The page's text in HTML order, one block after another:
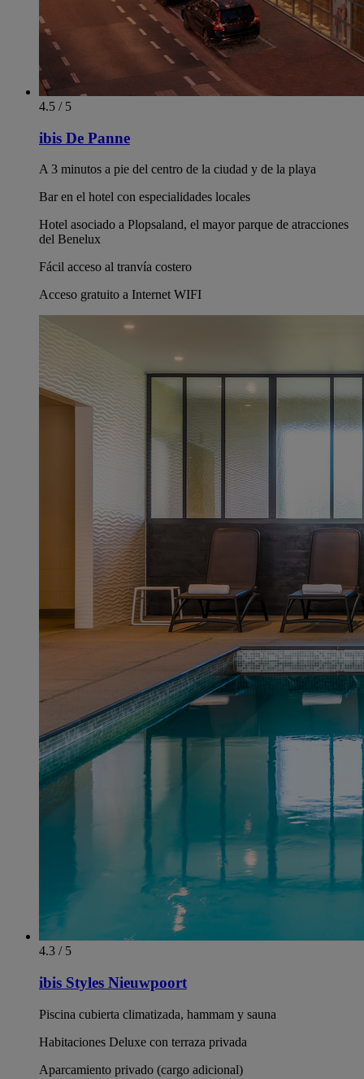
4.5 / 5
ibis De Panne
A 3 minutos a pie del centro de la ciudad y de la playa
Bar en el hotel con especialidades locales
Hotel asociado a Plopsaland, el mayor parque de atracciones
del Benelux
Fácil acceso al tranvía costero
Acceso gratuito a Internet WIFI
4.3 / 5
ibis Styles Nieuwpoort
Piscina cubierta climatizada, hammam y sauna
Habitaciones Deluxe con terraza privada
Aparcamiento privado (cargo adicional)